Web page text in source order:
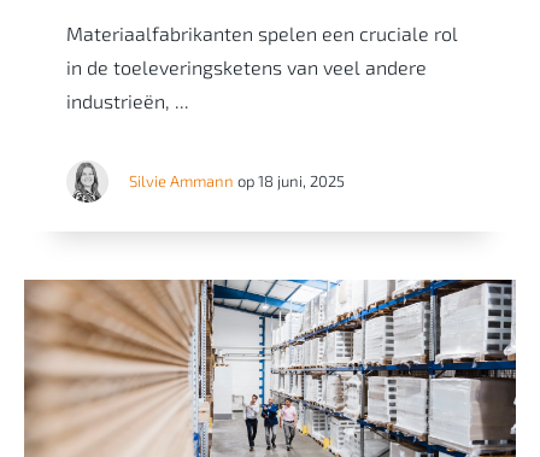
Materiaalfabrikanten spelen een cruciale rol
in de toeleveringsketens van veel andere
industrieën, ...
Silvie Ammann op 18 juni, 2025